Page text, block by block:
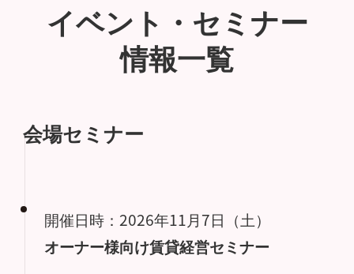
イベント・セミナー
情報一覧
会場セミナー
開催日時：2026年11月7日（土）
オーナー様向け賃貸経営セミナー